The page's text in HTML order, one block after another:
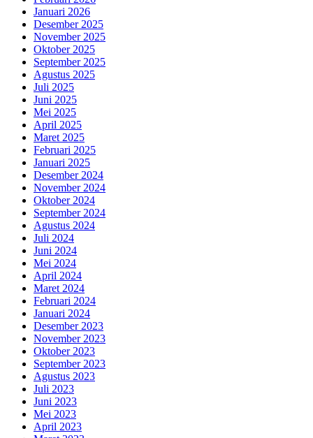
Januari 2026
Desember 2025
November 2025
Oktober 2025
September 2025
Agustus 2025
Juli 2025
Juni 2025
Mei 2025
April 2025
Maret 2025
Februari 2025
Januari 2025
Desember 2024
November 2024
Oktober 2024
September 2024
Agustus 2024
Juli 2024
Juni 2024
Mei 2024
April 2024
Maret 2024
Februari 2024
Januari 2024
Desember 2023
November 2023
Oktober 2023
September 2023
Agustus 2023
Juli 2023
Juni 2023
Mei 2023
April 2023